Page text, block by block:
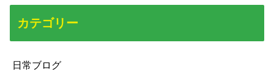
カテゴリー
日常ブログ